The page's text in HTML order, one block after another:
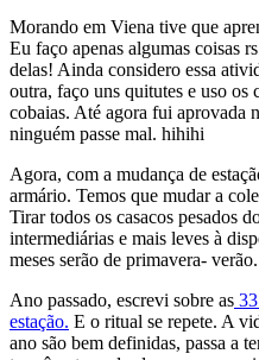
Morando em Viena tive que
Eu faço apenas algumas coisas
delas! Ainda considero essa
outra, faço uns quitutes e uso os
cobaias. Até agora fui aprovada
ninguém passe mal. hihihi
Agora, com a mudança de
armário. Temos que mudar a
Tirar todos os casacos pesados
intermediárias e mais leves à
meses serão de primavera- verão.
Ano passado, escrevi sobre as
estação. E o ritual se repete. A
ano são bem definidas, passa a